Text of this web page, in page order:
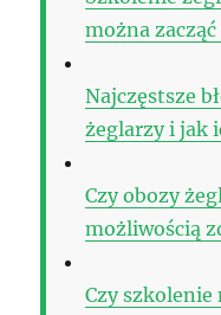
można
Najczęstsze
żeglarzy i jak
Czy obozy
możliwością
Czy